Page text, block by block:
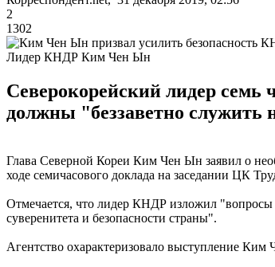
2
1302
Лидер КНДР Ким Чен Ын
Северокорейский лидер семь
должны "беззаветно служить
Глава Северной Кореи Ким Чен Ын заявил о
ходе семичасового доклада на заседании ЦК
Отмечается, что лидер КНДР изложил "вопросы
суверенитета и безопасности страны".
Агентство охарактеризовало выступление Ким